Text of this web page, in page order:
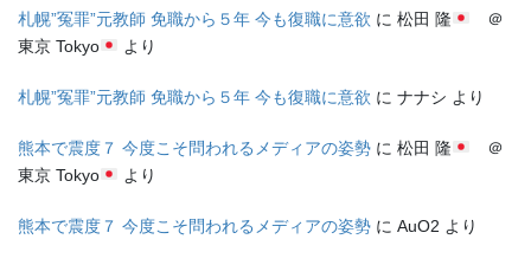
札幌”冤罪”元教師 免職から５年 今も復職に意欲 に 松田 隆
＠
東京 Tokyo
より
札幌”冤罪”元教師 免職から５年 今も復職に意欲 に ナナシ より
熊本で震度７ 今度こそ問われるメディアの姿勢 に 松田 隆
＠
東京 Tokyo
より
熊本で震度７ 今度こそ問われるメディアの姿勢 に AuO2 より